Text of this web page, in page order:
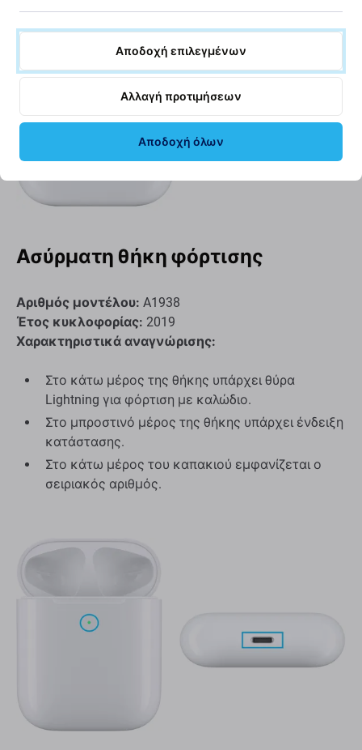
αριθμού είναι είτε 0C6L είτε LKKT.
Ασύρματη θήκη φόρτισης
Αριθμός μοντέλου: A1938
Έτος κυκλοφορίας: 2019
Χαρακτηριστικά αναγνώρισης:
Στο κάτω μέρος της θήκης υπάρχει θύρα
Lightning για φόρτιση με καλώδιο.
Στο μπροστινό μέρος της θήκης υπάρχει ένδειξη
κατάστασης.
Στο κάτω μέρος του καπακιού εμφανίζεται ο
σειριακός αριθμός.
Αποδοχή επιλεγμένων
Αλλαγή προτιμήσεων
Αποδοχή όλων